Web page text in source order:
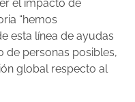
el impacto de
“hemos
esta línea de ayudas
de personas posibles,
global respecto al